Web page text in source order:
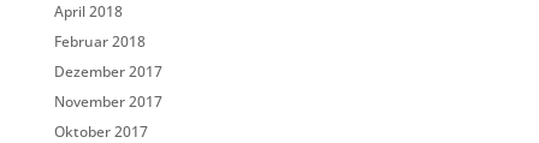
April 2018
Februar 2018
Dezember 2017
November 2017
Oktober 2017